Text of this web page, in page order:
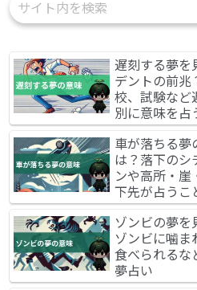
遅刻する夢を
デントの前兆
校、試験など
別に意味を占
車が落ちる夢
は？落下のシ
ンや高所・
下先が占うこ
ゾンビの夢を
ゾンビに噛ま
食べられるな
夢占い